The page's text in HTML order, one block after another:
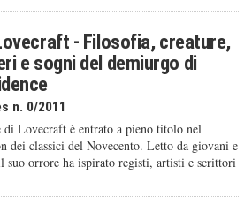
- Filosofia, creature,
e sogni del demiurgo di
n. 0/2011
Lovecraft è entrato a pieno titolo nel
dei classici del Novecento. Letto da giovani e
suo orrore ha ispirato registi, artisti e scrittori